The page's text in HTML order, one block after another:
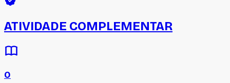
ATIVIDADE COMPLEMENTAR
0